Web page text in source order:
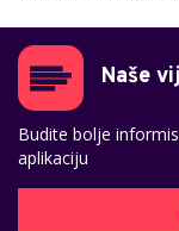
Naše
Budite bolje
aplikaciju